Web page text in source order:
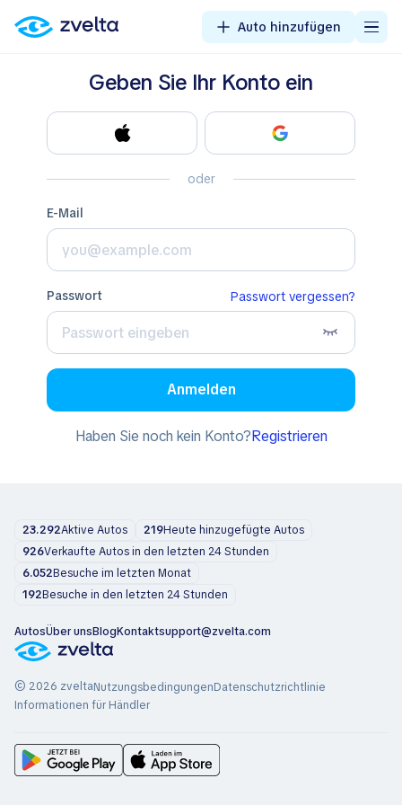
Auto hinzufügen
Geben Sie Ihr Konto ein
oder
E-Mail
Passwort Passwort vergessen?
Anmelden
Haben Sie noch kein Konto?Registrieren
23.292Aktive Autos 219Heute hinzugefügte Autos
926Verkaufte Autos in den letzten 24 Stunden
6.052Besuche im letzten Monat
192Besuche in den letzten 24 Stunden
AutosÜber unsBlogKontaktsupport@zvelta.com
© 2026 zveltaNutzungsbedingungenDatenschutzrichtlinie
Informationen für Händler